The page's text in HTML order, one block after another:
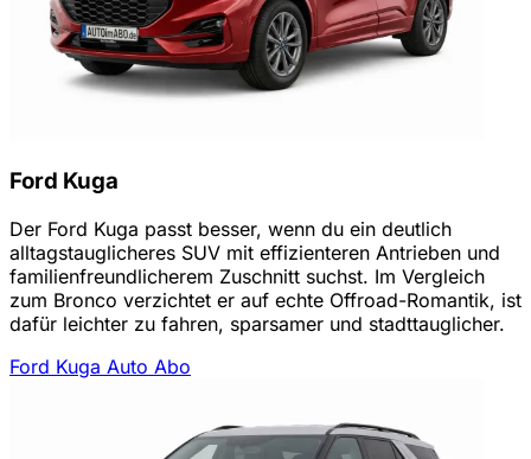
Ford Kuga
Der Ford Kuga passt besser, wenn du ein deutlich
alltagstauglicheres SUV mit effizienteren Antrieben und
familienfreundlicherem Zuschnitt suchst. Im Vergleich
zum Bronco verzichtet er auf echte Offroad-Romantik, ist
dafür leichter zu fahren, sparsamer und stadttauglicher.
Ford Kuga Auto Abo